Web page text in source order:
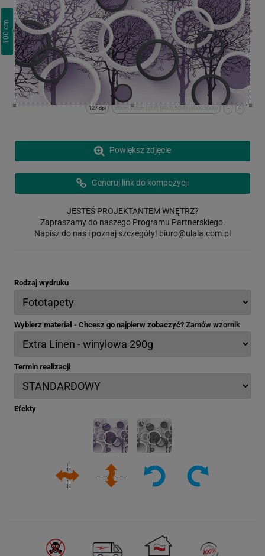
100
cm
+
-
x:0cm y:0cm | (0,0) (8000,5000) (8000,5000)
127 dpi
Powiększ zdjęcie
Generuj link do kompozycji
JESTEŚ PROJEKTANTEM WNĘTRZ?
Zapraszamy do naszego Programu Partnerskiego.
Napisz do nas i poznaj szczegóły! biuro@ulala.com.pl
Rodzaj wydruku
Wybierz materiał - Chcesz go najpierw zobaczyć? Zamów wzornik
Termin realizacji
Efekty